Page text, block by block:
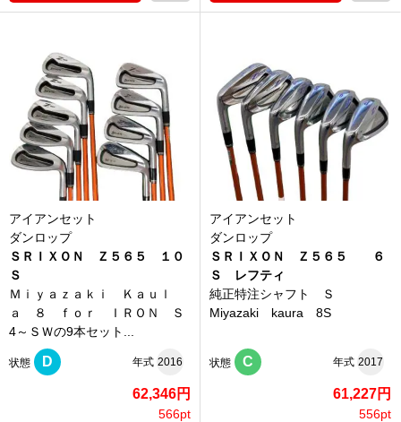
アイアンセット
ダンロップ
ＳＲＩＸＯＮ Ｚ５６５ １０
Ｓ
Ｍｉｙａｚａｋｉ Ｋａｕｌ
ａ ８ ｆｏｒ ＩＲＯＮ Ｓ
4～ＳＷの9本セット...
状態 D 年式 2016
62,346円
566pt
アイアンセット
ダンロップ
ＳＲＩＸＯＮ Ｚ５６５ ６
Ｓ レフティ
純正特注シャフト Ｓ
Miyazaki kaura 8S
状態 C 年式 2017
61,227円
556pt